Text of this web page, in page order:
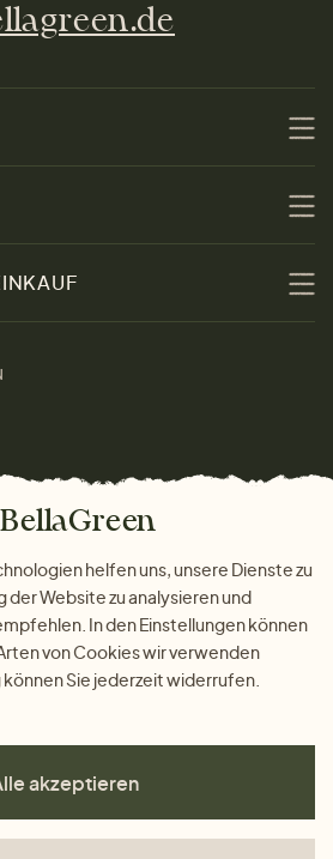
helfen uns, unsere Dienste zu
der Website zu analysieren und
In den Einstellungen können
von Cookies wir verwenden
Sie jederzeit widerrufen.
akzeptieren